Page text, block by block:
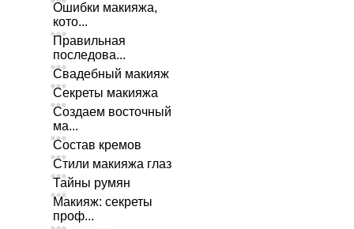
Ошибки макияжа,
кото...
Правильная
последова...
Свадебный макияж
Секреты макияжа
Создаем восточный
ма...
Состав кремов
Стили макияжа глаз
Тайны румян
Макияж: секреты
проф...